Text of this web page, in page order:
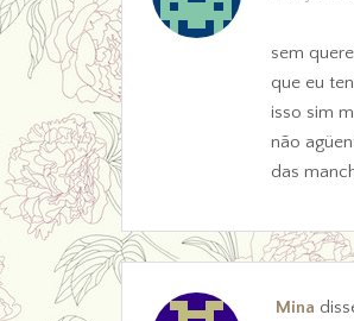
sem
que eu
isso sim
não
das
Mina